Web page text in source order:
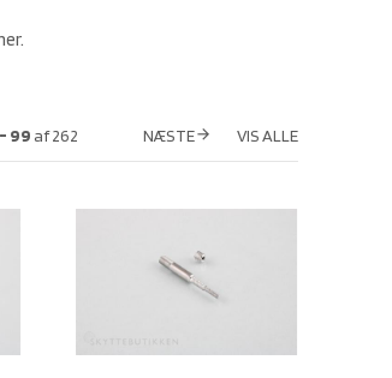
- 99 af262 NÆSTEarrow_forward VIS ALLE